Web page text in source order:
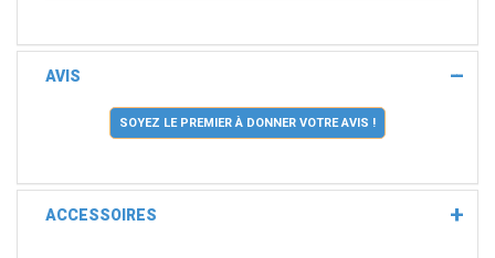
AVIS
SOYEZ LE PREMIER À DONNER VOTRE AVIS !
ACCESSOIRES